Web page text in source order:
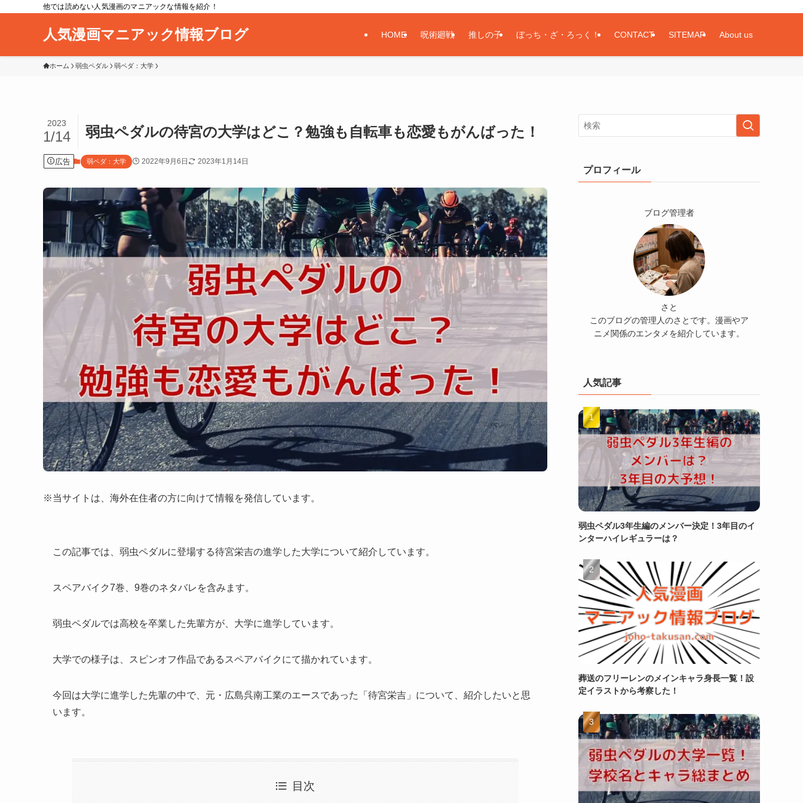
他では読めない人気漫画のマニアックな情報を紹介！
人気漫画マニアック情報ブログ HOME 呪術廻戦 推しの子 ぼっち・ざ・ろっく！ CONTACT SITEMAP About us
ホーム 弱虫ペダル 弱ペダ：大学
弱虫ペダルの待宮の大学はどこ？勉強も自転車も恋愛もがんばった！
2023
1/14
広告 弱ペダ：大学 2022年9月6日 2023年1月14日
※当サイトは、海外在住者の方に向けて情報を発信しています。
この記事では、弱虫ペダルに登場する待宮栄吉の進学した大学について紹介しています。
スペアバイク7巻、9巻のネタバレを含みます。
弱虫ペダルでは高校を卒業した先輩方が、大学に進学しています。
大学での様子は、スピンオフ作品であるスペアバイクにて描かれています。
今回は大学に進学した先輩の中で、元・広島呉南工業のエースであった「待宮栄吉」について、紹介したいと思
います。
目次
プロフィール
ブログ管理者
さと
このブログの管理人のさとです。漫画やア
ニメ関係のエンタメを紹介しています。
人気記事
弱虫ペダル3年生編のメンバー決定！3年目のイ
ンターハイレギュラーは？
葬送のフリーレンのメインキャラ身長一覧！設
定イラストから考察した！